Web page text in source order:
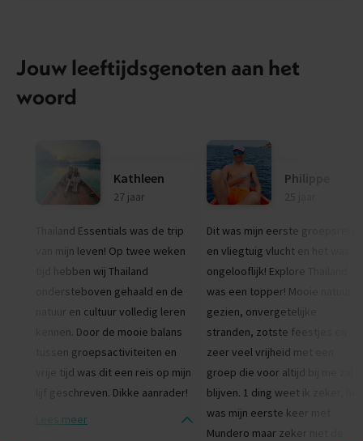
Jouw leeftijdsgenoten aan het
woord
Kathleen
27 jaar
Thailand Essentials was de trip
van mijn leven! Op twee weken
tijd hebben wij Thailand
ondersteboven gehaald en de
natuur en cultuur volledig leren
kennen. Door de mooie balans
tussen groepsactiviteiten en
vrije tijd was dit een reis op mijn
lijf geschreven. Dikke aanrader!
Lees meer
Philippe
25 jaar
Dit was mijn eerste groepsreis
en vliegtuig vlucht en het was
ongelooflijk! Explore Thailand
was een topper! Mooie natuur
gezien, onvergetelijke
stranden, zotste feestjes en
zeer veel vrijheid met een
groep die voor altijd bij me zal
blijven. 1 ding weet ik zeker, het
was mijn eerste keer met
Mundero maar zeker niet de